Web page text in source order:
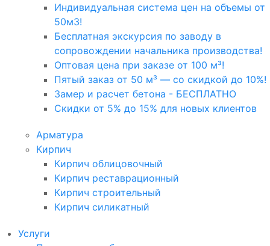
Индивидуальная система цен на объемы от
50м3!
Бесплатная экскурсия по заводу в
сопровождении начальника производства!
Оптовая цена при заказе от 100 м³!
Пятый заказ от 50 м³ — со скидкой до 10%!
Замер и расчет бетона - БЕСПЛАТНО
Скидки от 5% до 15% для новых клиентов
Арматура
Кирпич
Кирпич облицовочный
Кирпич реставрационный
Кирпич строительный
Кирпич силикатный
Услуги